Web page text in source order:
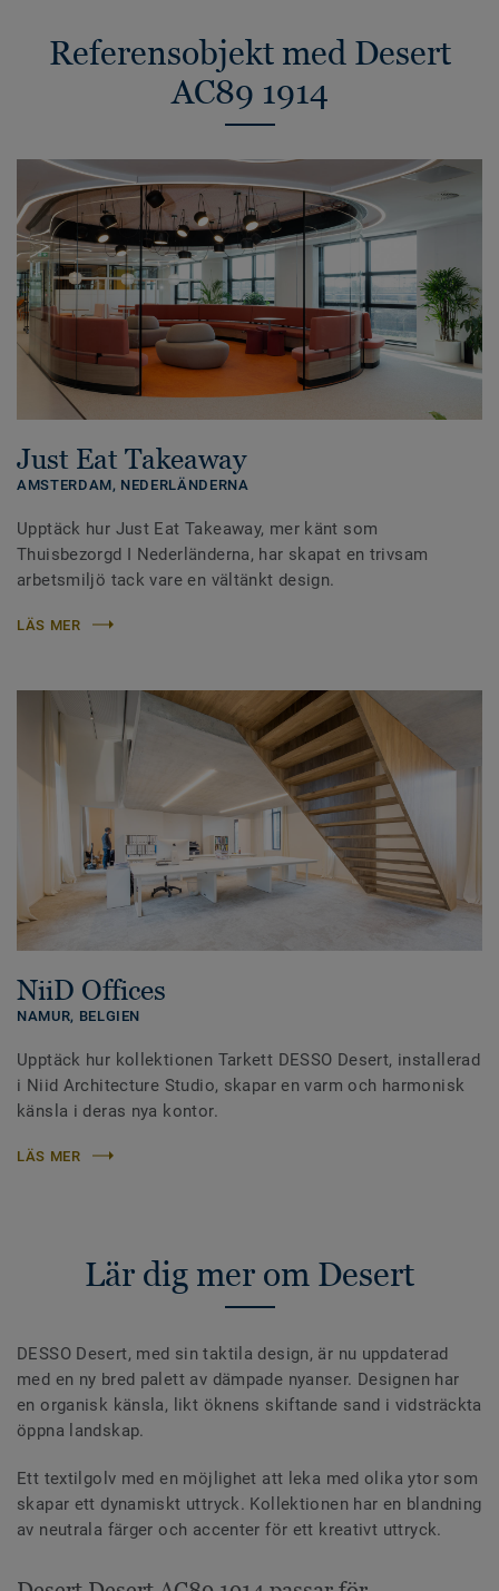
Referensobjekt med Desert
AC89 1914
Just Eat Takeaway
AMSTERDAM, NEDERLÄNDERNA
Upptäck hur Just Eat Takeaway, mer känt som
Thuisbezorgd I Nederländerna, har skapat en trivsam
arbetsmiljö tack vare en vältänkt design.
LÄS MER
NiiD Offices
NAMUR, BELGIEN
Upptäck hur kollektionen Tarkett DESSO Desert, installerad
i Niid Architecture Studio, skapar en varm och harmonisk
känsla i deras nya kontor.
LÄS MER
Lär dig mer om Desert
DESSO Desert, med sin taktila design, är nu uppdaterad
med en ny bred palett av dämpade nyanser. Designen har
en organisk känsla, likt öknens skiftande sand i vidsträckta
öppna landskap.
Ett textilgolv med en möjlighet att leka med olika ytor som
skapar ett dynamiskt uttryck. Kollektionen har en blandning
av neutrala färger och accenter för ett kreativt uttryck.